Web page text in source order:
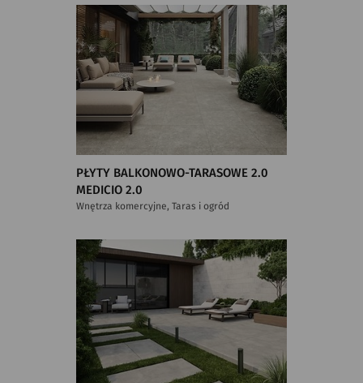
PŁYTY BALKONOWO-TARASOWE 2.0
MEDICIO 2.0
Wnętrza komercyjne, Taras i ogród